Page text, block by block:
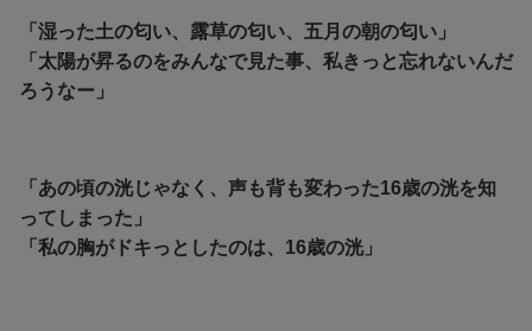
「湿った土の匂い、露草の匂い、五月の朝の匂い」
「太陽が昇るのをみんなで見た事、私きっと忘れないんだ
ろうなー」
「あの頃の洸じゃなく、声も背も変わった16歳の洸を知
ってしまった」
「私の胸がドキっとしたのは、16歳の洸」